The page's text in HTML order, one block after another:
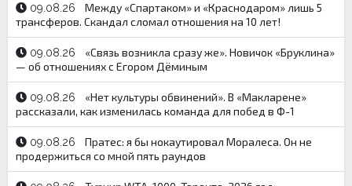
09.08.26
Между «Спартаком» и «Краснодаром» лишь 5
трансферов. Скандал сломал отношения на 10 лет!
09.08.26
«Связь возникла сразу же». Новичок «Бруклина»
— об отношениях с Егором Дёминым
09.08.26
«Нет культуры обвинений». В «Макларене»
рассказали, как изменилась команда для побед в Ф-1
09.08.26
Пратес: я бы нокаутировал Моралеса. Он не
продержиться со мной пять раундов